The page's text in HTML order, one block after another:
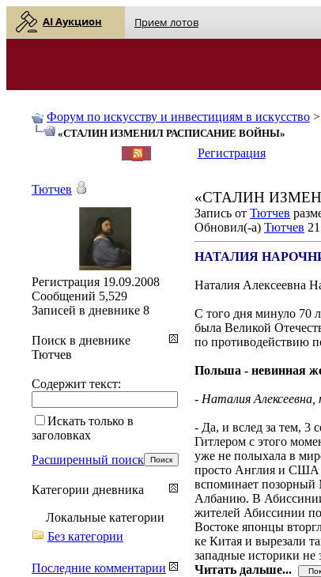
AI Аукцион Прием лотов
Форум по искусству и инвестициям в искусство >
«СТАЛИН ИЗМЕНИЛ РАСПИСАНИЕ ВОЙНЫ»
Регистрация
«СТАЛИН
Запись от Тютчев
Обновил(-а) Тютчев
НАТАЛИЯ
Наталия Алексеевна
С того дня минуло 70
была Великой
по противодействию
Польша - невинная
- Наталия
- Да, и вслед за тем, 3
Гитлером с этого
уже не полыхала в
просто Англия и США
вспоминает позорный
Албанию. В
жителей Абиссинии
Востоке японцы
ке Китая и вырезали
западные историки
Читать дальше...
Тютчев
Регистрация 19.09.2008
Сообщений 5,529
Записей в дневнике 8
Поиск в дневнике
Тютчев
Содержит текст:
Искать только в
заголовках
Расширенный поиск
Категории дневника
Локальные категории
Без категории
Последние комментарии